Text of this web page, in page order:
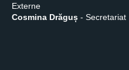
Externe
Cosmina Drăguș - Secretariat